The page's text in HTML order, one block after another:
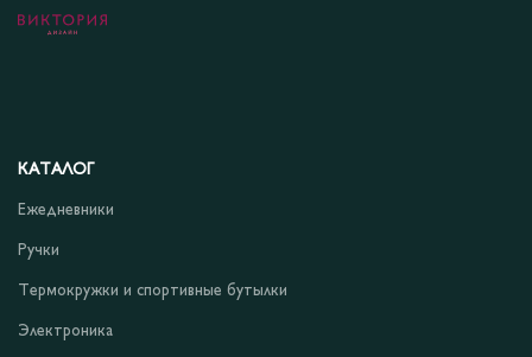
КАТАЛОГ
Ежедневники
Ручки
Термокружки и спортивные бутылки
Электроника